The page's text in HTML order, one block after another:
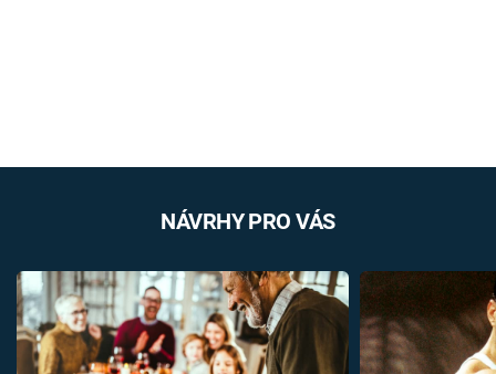
NÁVRHY PRO VÁS